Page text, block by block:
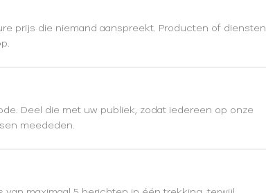
prijs die niemand aanspreekt. Producten of diensten
Deel die met uw publiek, zodat iedereen op onze
meededen.